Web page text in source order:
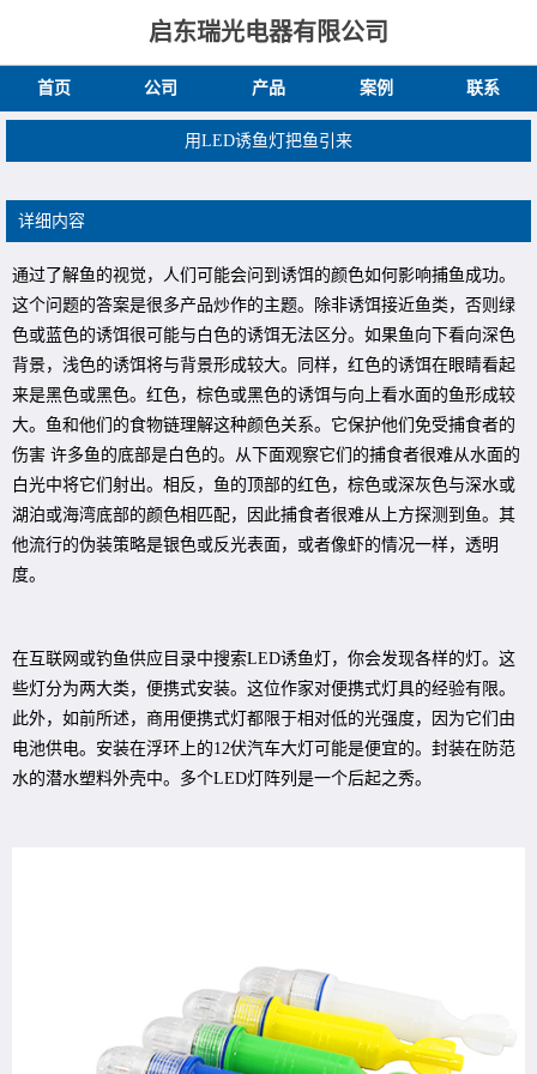
启东瑞光电器有限公司
首页 公司 产品 案例 联系
用LED诱鱼灯把鱼引来
详细内容
通过了解鱼的视觉，人们可能会问到诱饵的颜色如何影响捕鱼成功。
这个问题的答案是很多产品炒作的主题。除非诱饵接近鱼类，否则绿
色或蓝色的诱饵很可能与白色的诱饵无法区分。如果鱼向下看向深色
背景，浅色的诱饵将与背景形成较大。同样，红色的诱饵在眼睛看起
来是黑色或黑色。红色，棕色或黑色的诱饵与向上看水面的鱼形成较
大。鱼和他们的食物链理解这种颜色关系。它保护他们免受捕食者的
伤害 许多鱼的底部是白色的。从下面观察它们的捕食者很难从水面的
白光中将它们射出。相反，鱼的顶部的红色，棕色或深灰色与深水或
湖泊或海湾底部的颜色相匹配，因此捕食者很难从上方探测到鱼。其
他流行的伪装策略是银色或反光表面，或者像虾的情况一样，透明
度。
在互联网或钓鱼供应目录中搜索LED诱鱼灯，你会发现各样的灯。这
些灯分为两大类，便携式安装。这位作家对便携式灯具的经验有限。
此外，如前所述，商用便携式灯都限于相对低的光强度，因为它们由
电池供电。安装在浮环上的12伏汽车大灯可能是便宜的。封装在防范
水的潜水塑料外壳中。多个LED灯阵列是一个后起之秀。